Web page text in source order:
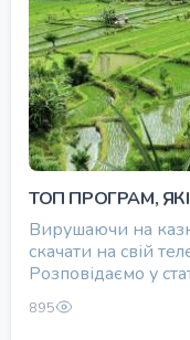
ТОП ПРОГРАМ,
Вирушаючи на
скачати на свій
Розповідаємо у
895